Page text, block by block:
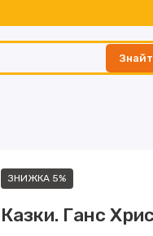
ЗНИЖКА 5%
Казки. Ганс